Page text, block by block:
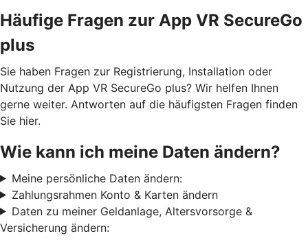
Häufige Fragen zur App VR SecureGo
plus
Sie haben Fragen zur Registrierung, Installation oder
Nutzung der App VR SecureGo plus? Wir helfen Ihnen
gerne weiter. Antworten auf die häufigsten Fragen finden
Sie hier.
Wie kann ich meine Daten ändern?
Meine persönliche Daten ändern:
Zahlungsrahmen Konto & Karten ändern
Daten zu meiner Geldanlage, Altersvorsorge &
Versicherung ändern: